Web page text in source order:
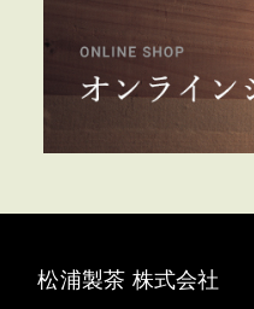
松浦製茶 株式会社